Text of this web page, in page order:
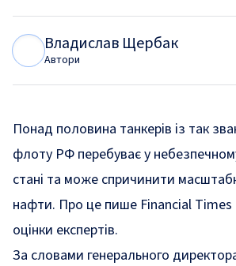
Владислав Щербак
Автори
Понад половина танкерів із так
флоту РФ перебуває у
стані та може спричинити
нафти. Про це пише Financial Times
оцінки експертів.
За словами генерального